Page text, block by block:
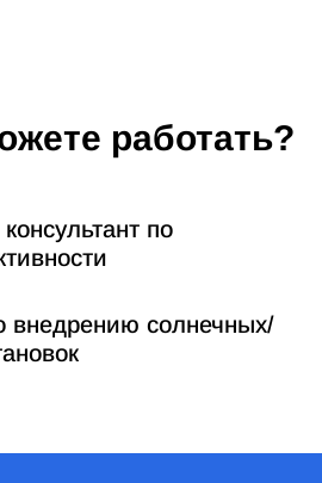
работать?
по
внедрению солнечных/